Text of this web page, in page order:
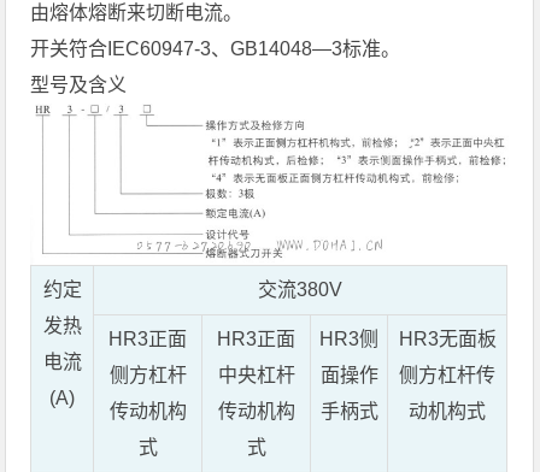
由熔体熔断来切断电流。
开关符合IEC60947-3、GB14048—3标准。
型号及含义
约定
发热
电流
(A)
交流380V
HR3正面
侧方杠杆
传动机构
式
HR3正面
中央杠杆
传动机构
式
HR3侧
面操作
手柄式
HR3无面板
侧方杠杆传
动机构式